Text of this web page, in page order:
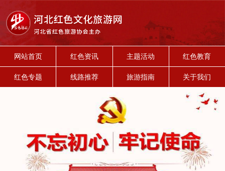
网站首页 红色资讯 主题活动 红色教育
红色专题 线路推荐 旅游指南 关于我们